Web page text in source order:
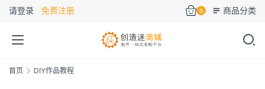
请登录 免费注册 0 商品分类
首页 DIY作品教程